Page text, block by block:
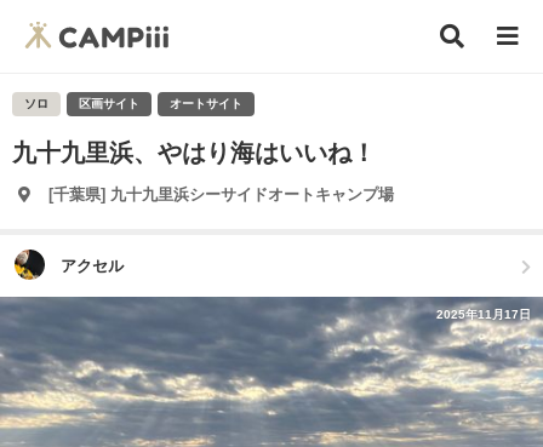
ソロ 区画サイト オートサイト
九十九里浜、やはり海はいいね！
[千葉県] 九十九里浜シーサイドオートキャンプ場
アクセル
2025年11月17日